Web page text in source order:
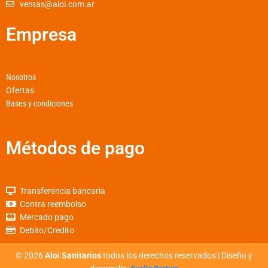
ventas@aloi.com.ar
Empresa
Nosotros
Ofertas
Bases y condiciones
Métodos de pago
Transferencia bancaria
Contra reembolso
Mercado pago
Debito/Credito
©2026Aloi Sanitariostodos los derechos reservados | Diseño y